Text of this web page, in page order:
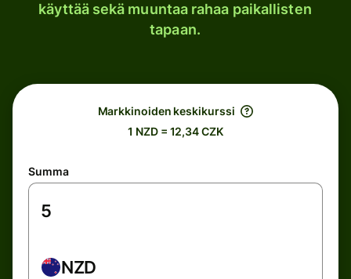
käyttää sekä muuntaa rahaa paikallisten
tapaan.
Markkinoiden keskikurssi
1 NZD = 12,34 CZK
Summa
NZD